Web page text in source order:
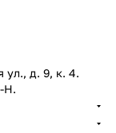
ул., д. 9, к. 4.
Н.